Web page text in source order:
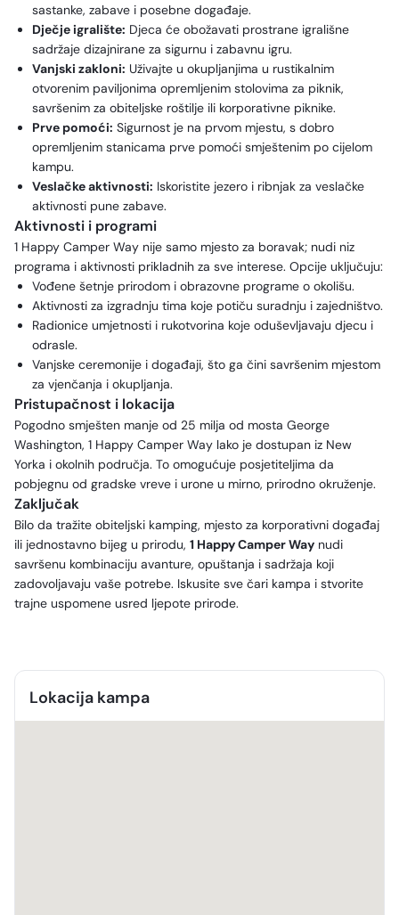
sastanke, zabave i posebne događaje.
Dječje igralište: Djeca će obožavati prostrane igrališne
sadržaje dizajnirane za sigurnu i zabavnu igru.
Vanjski zakloni: Uživajte u okupljanjima u rustikalnim
otvorenim paviljonima opremljenim stolovima za piknik,
savršenim za obiteljske roštilje ili korporativne piknike.
Prve pomoći: Sigurnost je na prvom mjestu, s dobro
opremljenim stanicama prve pomoći smještenim po cijelom
kampu.
Veslačke aktivnosti: Iskoristite jezero i ribnjak za veslačke
aktivnosti pune zabave.
Aktivnosti i programi
1 Happy Camper Way nije samo mjesto za boravak; nudi niz
programa i aktivnosti prikladnih za sve interese. Opcije uključuju:
Vođene šetnje prirodom i obrazovne programe o okolišu.
Aktivnosti za izgradnju tima koje potiču suradnju i zajedništvo.
Radionice umjetnosti i rukotvorina koje oduševljavaju djecu i
odrasle.
Vanjske ceremonije i događaji, što ga čini savršenim mjestom
za vjenčanja i okupljanja.
Pristupačnost i lokacija
Pogodno smješten manje od 25 milja od mosta George
Washington, 1 Happy Camper Way lako je dostupan iz New
Yorka i okolnih područja. To omogućuje posjetiteljima da
pobjegnu od gradske vreve i urone u mirno, prirodno okruženje.
Zaključak
Bilo da tražite obiteljski kamping, mjesto za korporativni događaj
ili jednostavno bijeg u prirodu, 1 Happy Camper Way nudi
savršenu kombinaciju avanture, opuštanja i sadržaja koji
zadovoljavaju vaše potrebe. Iskusite sve čari kampa i stvorite
trajne uspomene usred ljepote prirode.
Lokacija kampa